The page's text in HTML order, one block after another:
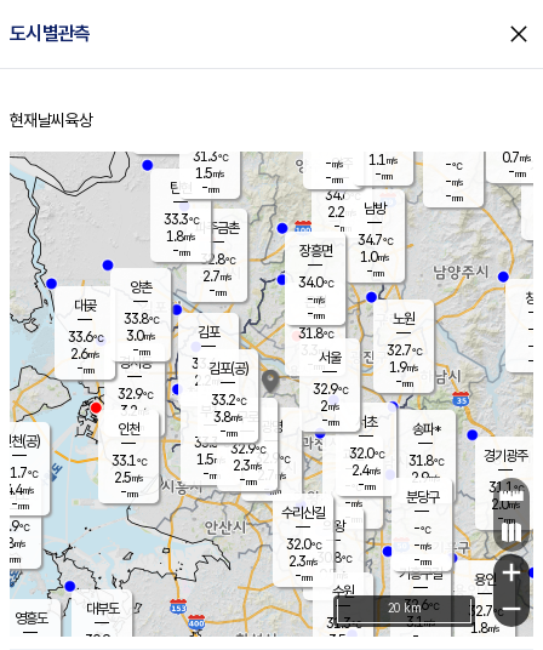
도시별관측 close
홈
현재날씨 육상
의도
℃
m/s
mm
영흥도
양주
34.6℃
2.2
-mm
과천
- ℃
-m/s
- mm
용인
32.7℃
1.8m/s
경기광주
31.1℃
2.0m/s
-mm
대부도
30.9
경서동
32.9℃
3.2 m/s
-mm
파주금촌
32.8℃
2.7m/s
-mm
-℃
-m/s
-mm
대곶
33.6℃
2.6m/s
-mm
창
-
-m/
-
탄현
33.3℃
1.8m/s
-mm
0.7m/s
-mm
의왕
30.8℃
0.5m/s
mm
김포
33.4℃
2.2 m/s
mm
광명
32.9 ℃
2.7 m/s
-mm
부천
33.3℃
1.5m/s
-mm
양촌
33.8℃
3.0m/s
-mm
구로
32.9℃
2.3m/s
-mm
은평
31.8℃
3.3 m/s
- mm
노원
32.7℃
1.9m/s
-mm
송파*
31.8℃
2.9m/s
-mm
서초
32.0℃
2.4m/s
-mm
남방
34.7℃
1.0m/s
-mm
기흥구갈
32.6℃
3.1m/s
-
수리산길
32.0℃
2.3m/s
-mm
분당구
-℃
-m/s
-mm
장흥면
34.0℃
-m/s
-mm
-m/s
-mm
인천(공)
31.7℃
4.4m/s
-mm
김포(공)
33.2℃
3.8m/s
-mm
수원
31.3℃
3.5 m/s
인천
33.1℃
2.5m/s
-mm
서울
32.9℃
2m/s
-mm
31.3℃
1.5m/s
-mm
1.1 m/s
-mm
+
−
20 km